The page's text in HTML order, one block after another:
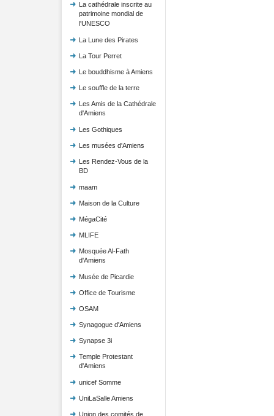
La cathédrale inscrite au
patrimoine mondial de
l'UNESCO
La Lune des Pirates
La Tour Perret
Le bouddhisme à Amiens
Le souffle de la terre
Les Amis de la Cathédrale
d'Amiens
Les Gothiques
Les musées d'Amiens
Les Rendez-Vous de la
BD
maam
Maison de la Culture
MégaCité
MLIFE
Mosquée Al-Fath
d'Amiens
Musée de Picardie
Office de Tourisme
OSAM
Synagogue d'Amiens
Synapse 3i
Temple Protestant
d'Amiens
unicef Somme
UniLaSalle Amiens
Union des comités de